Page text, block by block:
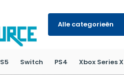
Alle categorieën
Switch PS4 Xbox Series X